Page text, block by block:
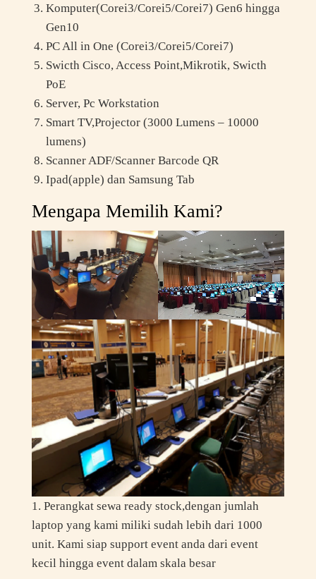
Komputer(Corei3/Corei5/Corei7) Gen6 hingga
Gen10
PC All in One (Corei3/Corei5/Corei7)
Swicth Cisco, Access Point,Mikrotik, Swicth
PoE
Server, Pc Workstation
Smart TV,Projector (3000 Lumens – 10000
lumens)
Scanner ADF/Scanner Barcode QR
Ipad(apple) dan Samsung Tab
Mengapa Memilih Kami?
1. Perangkat sewa ready stock,dengan jumlah
laptop yang kami miliki sudah lebih dari 1000
unit. Kami siap support event anda dari event
kecil hingga event dalam skala besar